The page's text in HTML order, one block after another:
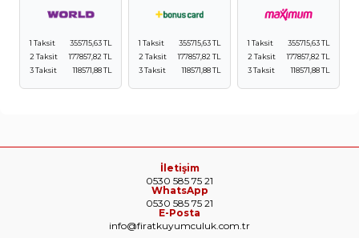
1 Taksit
355715,63 TL
2 Taksit
177857,82 TL
3 Taksit
118571,88 TL
1 Taksit
355715,63 TL
2 Taksit
177857,82 TL
3 Taksit
118571,88 TL
1 Taksit
355715,63 TL
2 Taksit
177857,82 TL
3 Taksit
118571,88 TL
İletişim
0530 585 75 21
WhatsApp
0530 585 75 21
E-Posta
info@firatkuyumculuk.com.tr